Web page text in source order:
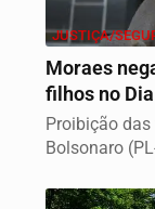
JUSTIÇA/
Moraes
filhos no
Proibição
Bolsonaro